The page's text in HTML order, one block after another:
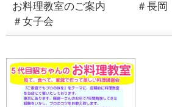
お料理教室のご案内 ＃長
＃女子会